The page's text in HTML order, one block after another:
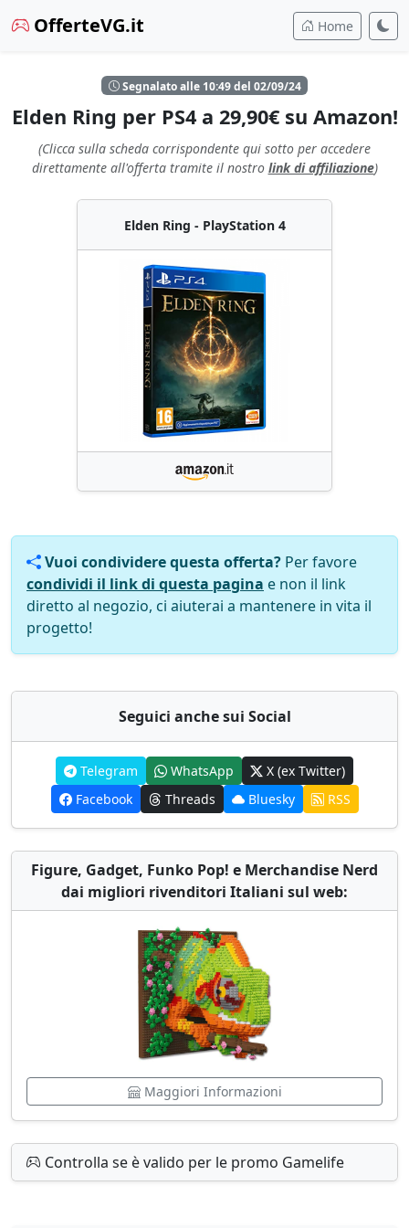
OfferteVG.it Home
Segnalato alle 10:49 del 02/09/24
Elden Ring per PS4 a 29,90€ su Amazon!
(Clicca sulla scheda corrispondente qui sotto per accedere
direttamente all'offerta tramite il nostro link di affiliazione)
Elden Ring - PlayStation 4
Vuoi condividere questa offerta? Per favore
condividi il link di questa pagina e non il link
diretto al negozio, ci aiuterai a mantenere in vita il
progetto!
Seguici anche sui Social
Telegram WhatsApp
X (ex Twitter)
Facebook
Threads Bluesky RSS
Figure, Gadget, Funko Pop! e Merchandise Nerd
dai migliori rivenditori Italiani sul web:
Maggiori Informazioni
Controlla se è valido per le promo Gamelife